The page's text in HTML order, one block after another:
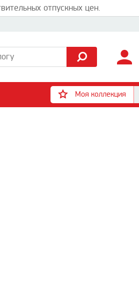
отпускных цен.
Моя коллекция